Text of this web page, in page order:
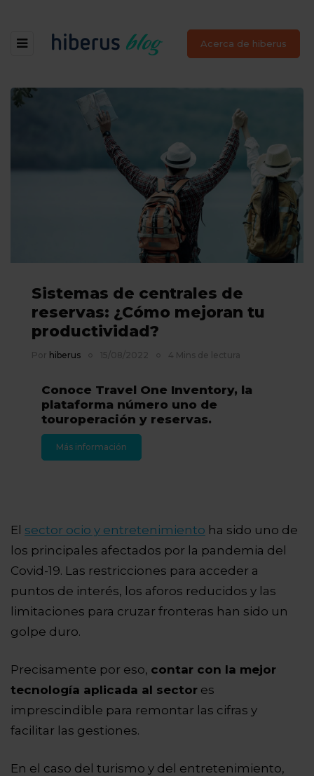
Acerca de hiberus
Sistemas de centrales de
reservas: ¿Cómo mejoran tu
productividad?
Por hiberus 15/08/2022 4 Mins de lectura
Conoce Travel One Inventory, la
plataforma número uno de
touroperación y reservas.
Más información
El sector ocio y entretenimiento ha sido uno de
los principales afectados por la pandemia del
Covid-19. Las restricciones para acceder a
puntos de interés, los aforos reducidos y las
limitaciones para cruzar fronteras han sido un
golpe duro.
Precisamente por eso, contar con la mejor
tecnología aplicada al sector es
imprescindible para remontar las cifras y
facilitar las gestiones.
En el caso del turismo y del entretenimiento,